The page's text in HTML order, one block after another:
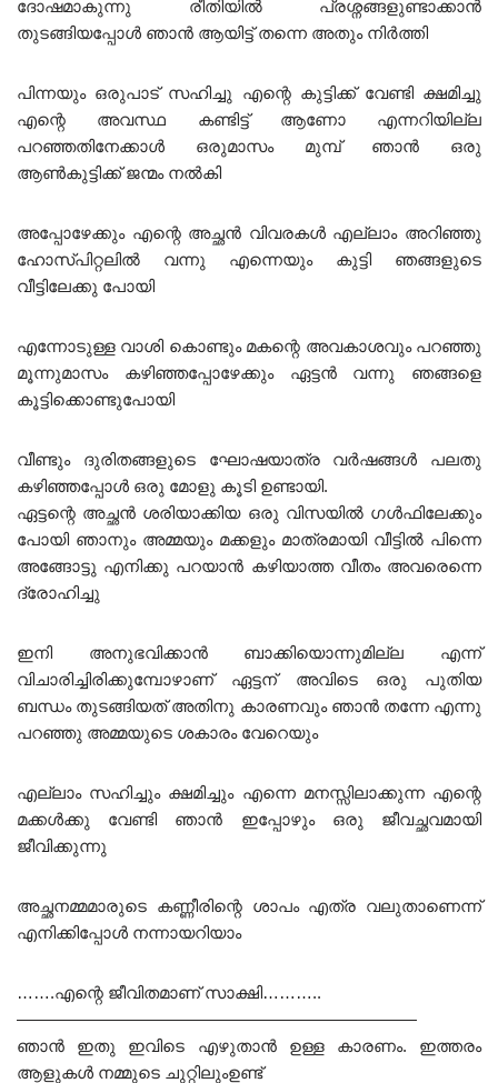
ദോഷമാകുന്നു രീതിയിൽ പ്രശ്നങ്ങളുണ്ടാക്കാൻ
തുടങ്ങിയപ്പോൾ ഞാൻ ആയിട്ട് തന്നെ അതും നിർത്തി
പിന്നയും ഒരുപാട് സഹിച്ചു എന്റെ കുട്ടിക്ക് വേണ്ടി ക്ഷമിച്ചു
എന്റെ അവസ്ഥ കണ്ടിട്ട് ആണോ എന്നറിയില്ല
പറഞ്ഞതിനേക്കാൾ ഒരുമാസം മുമ്പ് ഞാൻ ഒരു
ആൺകുട്ടിക്ക് ജന്മം നൽകി
അപ്പോഴേക്കും എന്റെ അച്ഛൻ വിവരകൾ എല്ലാം അറിഞ്ഞു
ഹോസ്പിറ്റലിൽ വന്നു എന്നെയും കുട്ടി ഞങ്ങളുടെ
വീട്ടിലേക്കു പോയി
എന്നോടുള്ള വാശി കൊണ്ടും മകന്റെ അവകാശവും പറഞ്ഞു
മൂന്നുമാസം കഴിഞ്ഞപ്പോഴേക്കും ഏട്ടൻ വന്നു ഞങ്ങളെ
കൂട്ടിക്കൊണ്ടുപോയി
വീണ്ടും ദുരിതങ്ങളുടെ ഘോഷയാത്ര വർഷങ്ങൾ പലതു
കഴിഞ്ഞപ്പോൾ ഒരു മോളു കൂടി ഉണ്ടായി.
ഏട്ടന്റെ അച്ഛൻ ശരിയാക്കിയ ഒരു വിസയിൽ ഗൾഫിലേക്കും
പോയി ഞാനും അമ്മയും മക്കളും മാത്രമായി വീട്ടിൽ പിന്നെ
അങ്ങോട്ടു എനിക്കു പറയാൻ കഴിയാത്ത വീതം അവരെന്നെ
ദ്രോഹിച്ചു
ഇനി അനുഭവിക്കാൻ ബാക്കിയൊന്നുമില്ല എന്ന്
വിചാരിച്ചിരിക്കുമ്പോഴാണ് ഏട്ടന് അവിടെ ഒരു പുതിയ
ബന്ധം തുടങ്ങിയത് അതിനു കാരണവും ഞാൻ തന്നേ എന്നു
പറഞ്ഞു അമ്മയുടെ ശകാരം വേറെയും
എല്ലാം സഹിച്ചും ക്ഷമിച്ചും എന്നെ മനസ്സിലാക്കുന്ന എന്റെ
മക്കൾക്കു വേണ്ടി ഞാൻ ഇപ്പോഴും ഒരു ജീവച്ഛവമായി
ജീവിക്കുന്നു
അച്ഛനമ്മമാരുടെ കണ്ണീരിന്റെ ശാപം എത്ര വലുതാണെന്ന്
എനിക്കിപ്പോൾ നന്നായറിയാം
…….എന്റെ ജീവിതമാണ് സാക്ഷി………..
————————————————————————
ഞാൻ ഇതു ഇവിടെ എഴുതാൻ ഉള്ള കാരണം. ഇത്തരം
ആളുകൾ നമ്മുടെ ചുറ്റിലുംഉണ്ട്